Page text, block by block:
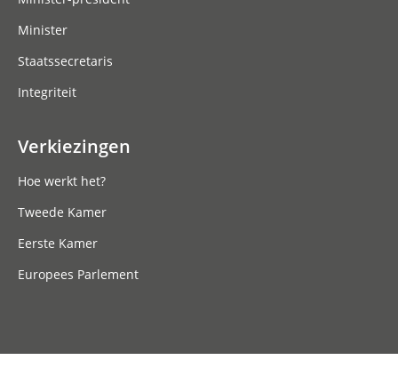
Minister
Staatssecretaris
Integriteit
Verkiezingen
Hoe werkt het?
Tweede Kamer
Eerste Kamer
Europees Parlement